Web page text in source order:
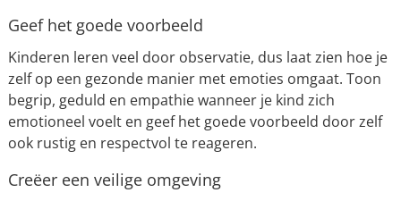
Geef het goede voorbeeld
Kinderen leren veel door observatie, dus laat zien hoe je
zelf op een gezonde manier met emoties omgaat. Toon
begrip, geduld en empathie wanneer je kind zich
emotioneel voelt en geef het goede voorbeeld door zelf
ook rustig en respectvol te reageren.
Creëer een veilige omgeving